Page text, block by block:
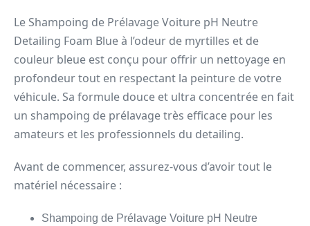
Le Shampoing de Prélavage Voiture pH Neutre
Detailing Foam Blue à l’odeur de myrtilles et de
couleur bleue est conçu pour offrir un nettoyage en
profondeur tout en respectant la peinture de votre
véhicule. Sa formule douce et ultra concentrée en fait
un shampoing de prélavage très efficace pour les
amateurs et les professionnels du detailing.
Avant de commencer, assurez-vous d’avoir tout le
matériel nécessaire :
Shampoing de Prélavage Voiture pH Neutre